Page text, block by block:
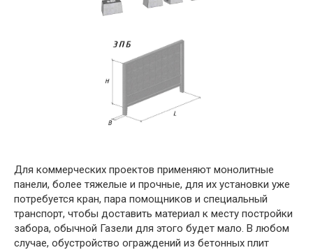
Для коммерческих проектов применяют монолитные
панели, более тяжелые и прочные, для их установки уже
потребуется кран, пара помощников и специальный
транспорт, чтобы доставить материал к месту постройки
забора, обычной Газели для этого будет мало. В любом
случае, обустройство ограждений из бетонных плит